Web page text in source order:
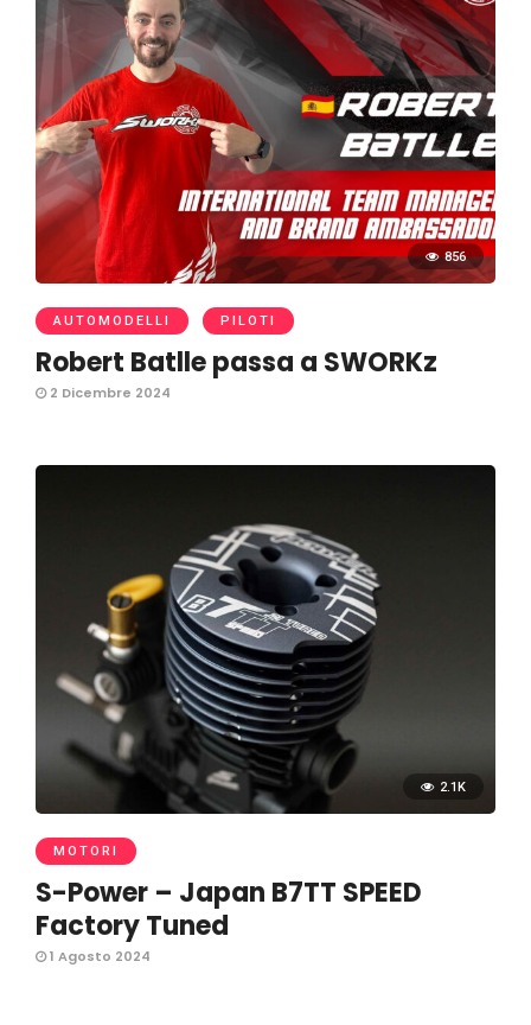
856
AUTOMODELLI PILOTI
Robert Batlle passa a SWORKz
2 Dicembre 2024
2.1K
MOTORI
S-Power – Japan B7TT SPEED
Factory Tuned
1 Agosto 2024